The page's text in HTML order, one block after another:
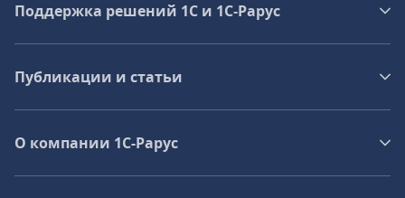
Поддержка решений 1С и 1С‑Рарус
Публикации и статьи
О компании 1C-Рарус